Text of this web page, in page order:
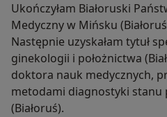
Ukończyłam Białoruski
Medyczny w Mińsku
Następnie uzyskałam tytuł
ginekologii i położnictwa
doktora nauk medycznych,
metodami diagnostyki stanu
(Białoruś).